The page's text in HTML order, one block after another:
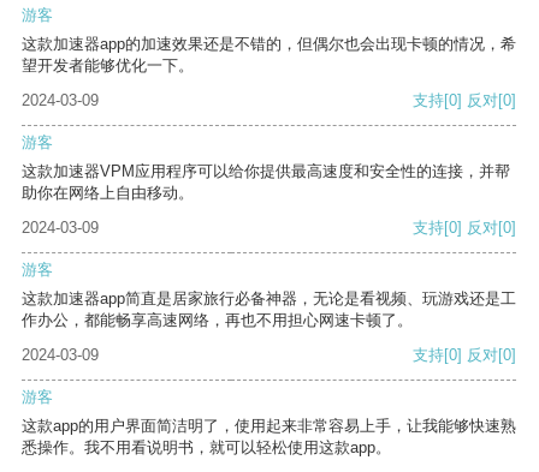
游客
这款加速器app的加速效果还是不错的，但偶尔也会出现卡顿的情况，希
望开发者能够优化一下。
2024-03-09
支持[0] 反对[0]
游客
这款加速器VPM应用程序可以给你提供最高速度和安全性的连接，并帮
助你在网络上自由移动。
2024-03-09
支持[0] 反对[0]
游客
这款加速器app简直是居家旅行必备神器，无论是看视频、玩游戏还是工
作办公，都能畅享高速网络，再也不用担心网速卡顿了。
2024-03-09
支持[0] 反对[0]
游客
这款app的用户界面简洁明了，使用起来非常容易上手，让我能够快速熟
悉操作。我不用看说明书，就可以轻松使用这款app。